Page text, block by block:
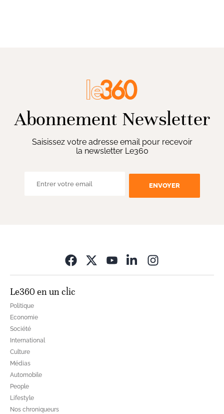
Abonnement Newsletter
Saisissez votre adresse email pour recevoir
la newsletter Le360
ENVOYER
Le360 en un clic
Politique
Economie
Société
International
Culture
Médias
Automobile
People
Lifestyle
Nos chroniqueurs